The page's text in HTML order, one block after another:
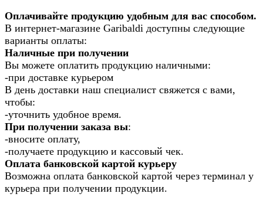
Оплачивайте продукцию удобным для вас способом.
В интернет-магазине Garibaldi доступны следующие
варианты оплаты:
Наличные при получении
Вы можете оплатить продукцию наличными:
-при доставке курьером
В день доставки наш специалист свяжется с вами,
чтобы:
-уточнить удобное время.
При получении заказа вы:
-вносите оплату,
-получаете продукцию и кассовый чек.
Оплата банковской картой курьеру
Возможна оплата банковской картой через терминал у
курьера при получении продукции.